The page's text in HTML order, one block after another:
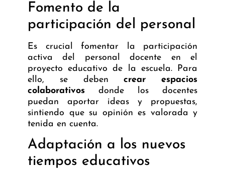
Fomento de la
participación del personal
Es crucial fomentar la participación
activa del personal docente en el
proyecto educativo de la escuela. Para
ello, se debencrear espacios
colaborativos donde los docentes
puedan aportar ideas y propuestas,
sintiendo que su opinión es valorada y
tenida en cuenta.
Adaptación a los nuevos
tiempos educativos